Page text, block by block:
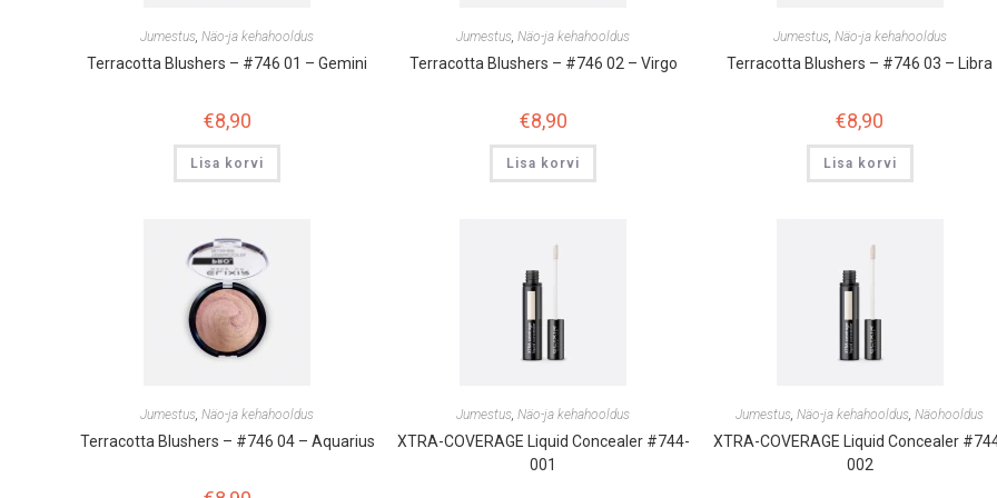
Jumestus,Näo-ja kehahooldus
Terracotta Blushers – #746 01 – Gemini
€8,90
Lisa korvi
Jumestus,Näo-ja kehahooldus
Terracotta Blushers – #746 02 – Virgo
€8,90
Lisa korvi
Jumestus, Näo-ja kehahooldus
Terracotta Blushers – #746 03 – Libra
€8,90
Lisa korvi
Jumestus ,Näo-ja kehahooldus
Terracotta Blushers – #746 04 – Aquarius
Jumestus ,Näo-ja kehahooldus
XTRA-COVERAGE Liquid Concealer #744-
001
Jumestus ,Näo-ja kehahooldus ,Näohooldus
XTRA-COVERAGE Liquid Concealer
002